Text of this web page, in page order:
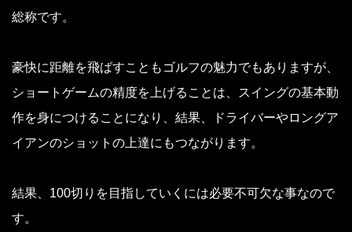
総称です。
豪快に距離を飛ばすこともゴルフの魅力でもありますが、
ショートゲームの精度を上げることは、スイングの基本動
作を身につけることになり、結果、ドライバーやロングア
イアンのショットの上達にもつながります。
結果、100切りを目指していくには必要不可欠な事なので
す。